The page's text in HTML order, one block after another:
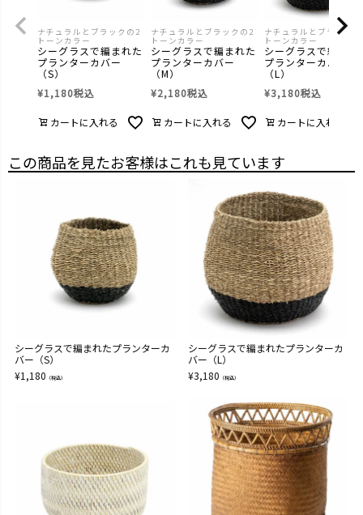
ナチュラルとブラックの2
トーンカラー
シーグラスで編まれた
プランターカバー
（S）
¥1,180税込
カートに入れる
ナチュラルとブラックの2
トーンカラー
シーグラスで編まれた
プランターカバー
（M）
¥2,180税込
カートに入れる
ナチュラルとブラック
トーンカラー
シーグラスで編まれ
プランターカバー
（L）
¥3,180税込
カートに入れる
この商品を見たお客様はこれも見ています
シーグラスで編まれたプランターカ
バー（S）
¥1,180 （税込）
シーグラスで編まれたプランターカ
バー（L）
¥3,180 （税込）